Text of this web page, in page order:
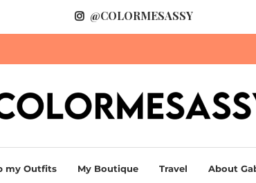
@COLORMESASSY
my Outfits My Boutique Travel About